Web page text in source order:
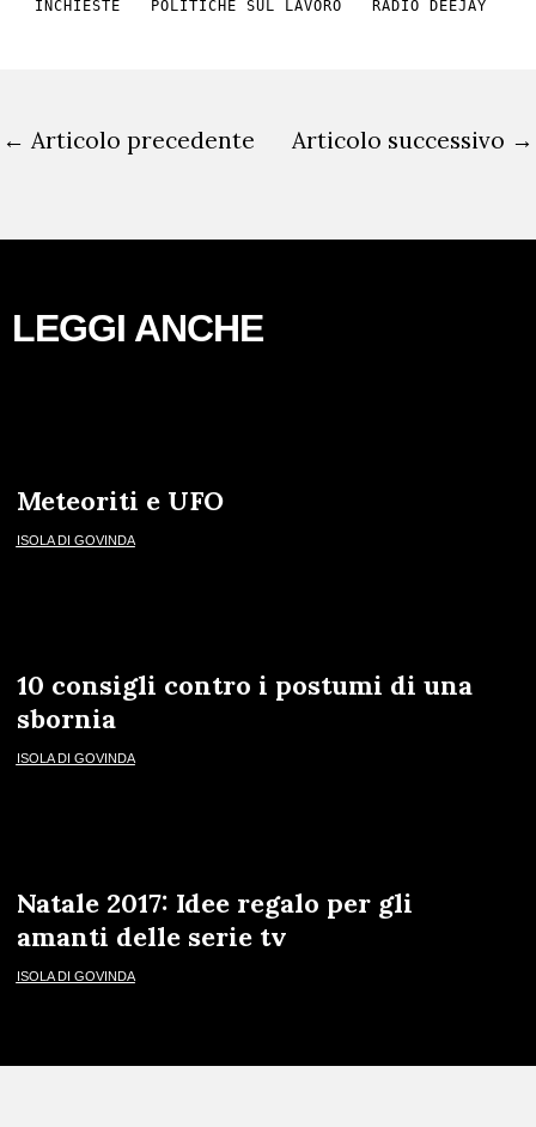
INCHIESTE POLITICHE SUL LAVORO RADIO DEEJAY
← Articolo precedente Articolo successivo →
LEGGI ANCHE
Meteoriti e UFO
ISOLA DI GOVINDA
10 consigli contro i postumi di una
sbornia
ISOLA DI GOVINDA
Natale 2017: Idee regalo per gli
amanti delle serie tv
ISOLA DI GOVINDA